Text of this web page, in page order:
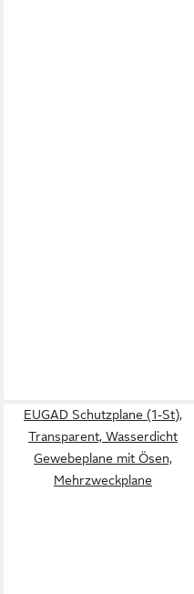
EUGAD Schutzplane (1-St),
Transparent, Wasserdicht
Gewebeplane mit Ösen,
Mehrzweckplane